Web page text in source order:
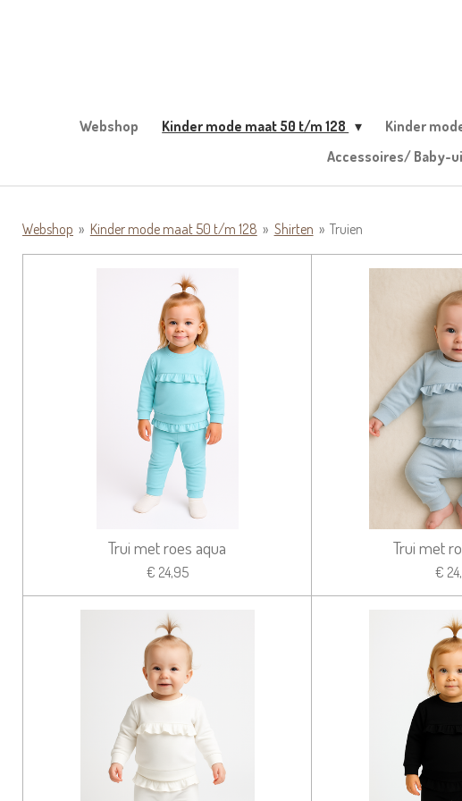
Webshop Kinder mode maat 50 t/m 128 Kinder
Accessoires/ Baby-
Webshop » Kinder mode maat 50 t/m 128 » Shirten » Truien
Trui met roes aqua
€ 24,95
Trui met
€